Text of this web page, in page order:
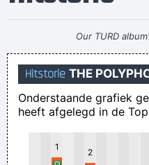
Our TURD
interview,
roeland vreest dat het
Hitstorie THE
Onderstaande grafiek
heeft afgelegd in de
1
2